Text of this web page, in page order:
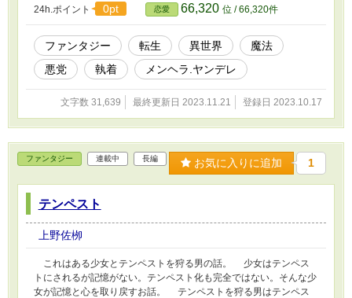
24h.ポイント 0pt 恋愛 66,320 位 / 66,320件
ファンタジー 転生 異世界
魔法
悪党
執着 メンヘラ.ヤンデレ
文字数 31,639 最終更新日 2023.11.21 登録日 2023.10.17
ファンタジー 連載中 長編 お気に入りに追加 1
テンペスト
上野佐栁
これはある少女とテンペストを狩る男の話。 少女はテンペス
トにされるが記憶がない。テンペスト化も完全ではない。そんな少
女が記憶と心を取り戻すお話。 テンペストを狩る男はテンペス